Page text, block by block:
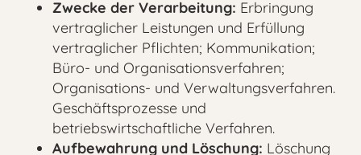
Zwecke der Verarbeitung: Erbringung
vertraglicher Leistungen und Erfüllung
vertraglicher Pflichten; Kommunikation;
Büro- und Organisationsverfahren;
Organisations- und Verwaltungsverfahren.
Geschäftsprozesse und
betriebswirtschaftliche Verfahren.
Aufbewahrung und Löschung: Löschung